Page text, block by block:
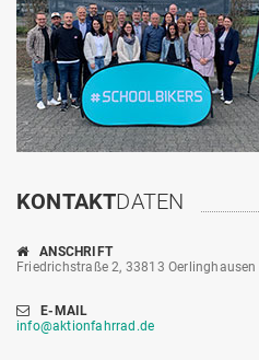
KONTAKTDATEN
ANSCHRIFT
Friedrichstraße 2, 33813 Oerlinghausen
E-MAIL
info@aktionfahrrad.de